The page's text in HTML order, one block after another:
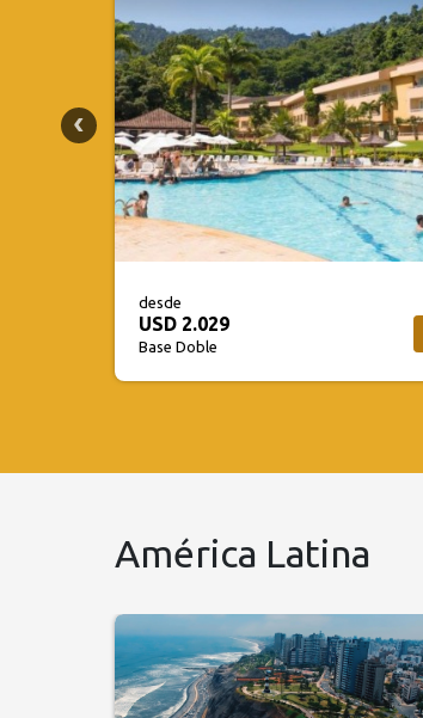
desde
USD 1.822
Base Doble
América Latina